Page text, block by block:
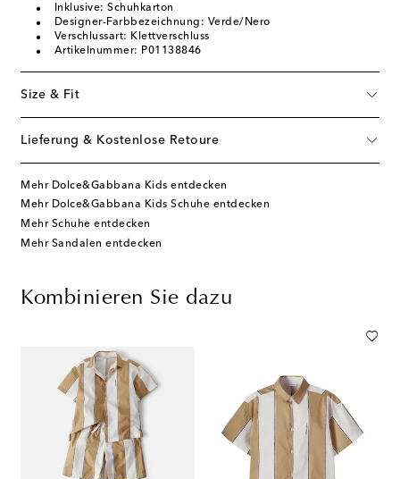
Inklusive: Schuhkarton
Designer-Farbbezeichnung: Verde/Nero
Verschlussart: Klettverschluss
Artikelnummer: P01138846
Size & Fit
Lieferung & Kostenlose Retoure
Mehr Dolce&Gabbana Kids entdecken
Mehr Dolce&Gabbana Kids Schuhe entdecken
Mehr Schuhe entdecken
Mehr Sandalen entdecken
Kombinieren Sie dazu